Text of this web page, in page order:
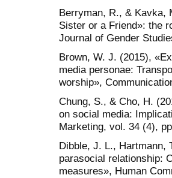
Berryman, R., & Kavka,
Sister or a Friend»: the
Journal of Gender
Brown, W. J. (2015),
media personae:
worship»,
Chung, S., & Cho, H.
on so­cial media:
Marketing, vol. 34 (4),
Dibble, J. L., Hartmann,
parasocial relationship:
measures», Human